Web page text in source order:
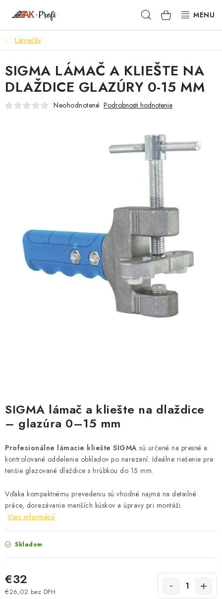
Hľadať
KOŠÍK
SIGMA
TENAX
VŠETKO ČO POTREBUJEŠ
ODSÁVANIE NA REZANIE A BRÚSENIE OBKLADOV
BUILDAKADÉMIA – Z PRAXE PRE PRAX
PODMIENKY OCHRANY OSOBNÝCH ÚDAJOV
Lámačky
SIGMA lámač a kliešte na dlaždice
– glazúra 0–15 mm
Profesionálne lámacie kliešte SIGMA sú určené na presné a
kontrolované oddelenie obkladov po narezaní. Ideálne riešenie pre
tenšie glazované dlaždice s hrúbkou do 15 mm.
Vďaka kompaktnému prevedeniu sú vhodné najmä na detailné
práce, dorezávanie menších kúskov a úpravy pri montáži.
Viac informácií
Skladom
€32
€26,02 bez DPH
SIGMA LÁMAČ A KLIEŠTE NA
DLAŽDICE GLAZÚRY 0-15 MM
Neohodnotené Podrobnosti hodnotenia